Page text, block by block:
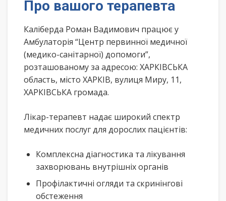
Про вашого терапевта
Каліберда Роман Вадимович працює у
Амбулаторія “Центр первинної медичної
(медико-санітарної) допомоги”,
розташованому за адресою: ХАРКІВСЬКА
область, місто ХАРКІВ, вулиця Миру, 11,
ХАРКІВСЬКА громада.
Лікар-терапевт надає широкий спектр
медичних послуг для дорослих пацієнтів:
Комплексна діагностика та лікування
захворювань внутрішніх органів
Профілактичні огляди та скринінгові
обстеження